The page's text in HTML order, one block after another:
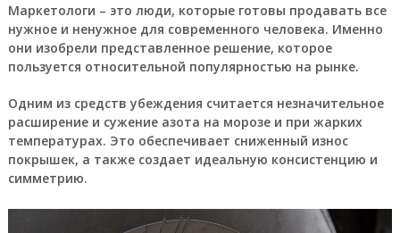
Маркетологи – это люди, которые готовы продавать все
нужное и ненужное для современного человека. Именно
они изобрели представленное решение, которое
пользуется относительной популярностью на рынке.
Одним из средств убеждения считается незначительное
расширение и сужение азота на морозе и при жарких
температурах. Это обеспечивает сниженный износ
покрышек, а также создает идеальную консистенцию и
симметрию.